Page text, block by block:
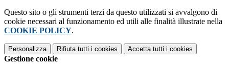
Questo sito o gli strumenti terzi da questo utilizzati si avvalgono di
cookie necessari al funzionamento ed utili alle finalità illustrate nella
COOKIE POLICY.
Personalizza Rifiuta tutti i cookies Accetta tutti i cookies
Gestione cookie